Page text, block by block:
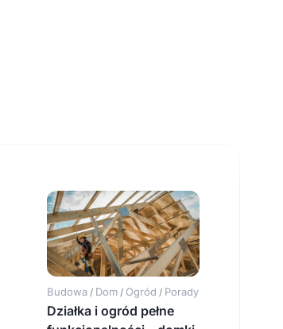
Budowa / Dom / Ogród / Porady
Działka i ogród pełne